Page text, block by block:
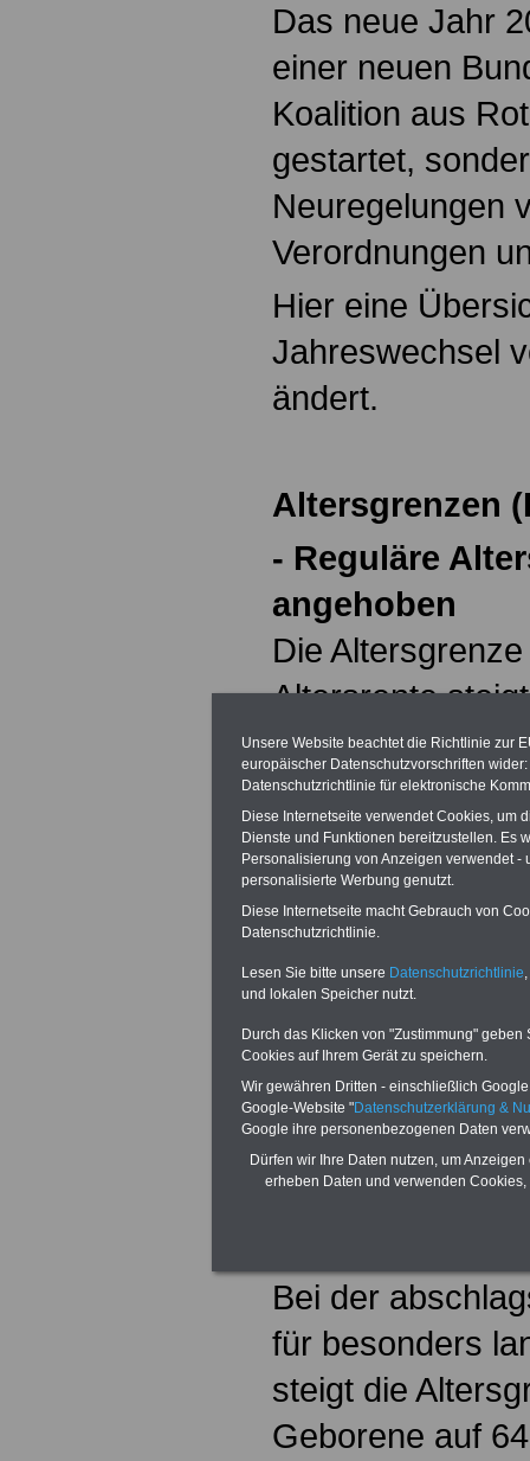
Das neue Jahr
einer neuen
Koalition aus
gestartet,
Neuregelungen
Verordnungen
Hier eine
Jahreswechsel
ändert.
Altersgrenzen
- Reguläre
angehoben
Die
Altersrente
nächsten
Monate. Das
1957 geboren
Jahr 65 werden.
später geboren
das Eintrittsalter
reguläre
erreicht.
- Altersgrenze
Bei der
für besonders
steigt die
Geborene auf
Unsere Website beachtet die Richtlinie zur
europäischer Datenschutzvorschriften
Datenschutzrichtlinie für elektronische
Diese Internetseite verwendet Cookies, um
Dienste und Funktionen bereitzustellen. Es
Personalisierung von Anzeigen verwendet
personalisierte Werbung genutzt.
Diese Internetseite macht Gebrauch von
Datenschutzrichtlinie.
Lesen Sie bitte unsere Datenschutzrichtlinie
und lokalen Speicher nutzt.
Durch das Klicken von "Zustimmung"
Cookies auf Ihrem Gerät zu speichern.
Wir gewähren Dritten - einschließlich
Google-Website "Datenschutzerklärung &
Google ihre personenbezogenen Daten
Dürfen wir Ihre Daten nutzen, um
erheben Daten und verwenden